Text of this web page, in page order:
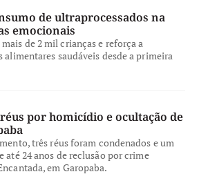
de ultraprocessados na
emocionais
de 2 mil crianças e reforça a
saudáveis desde a primeira
por homicídio e ocultação de
três réus foram condenados e um
até 24 anos de reclusão por crime
em Garopaba.